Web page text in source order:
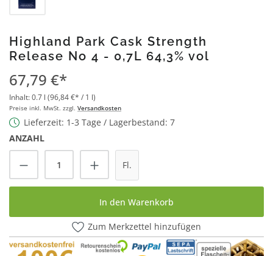
Highland Park Cask Strength
Release No 4 - 0,7L 64,3% vol
67,79 €*
Inhalt:0.7 l (96,84 €* / 1 l)
Preise inkl. MwSt. zzgl. Versandkosten
Lieferzeit: 1-3 Tage / Lagerbestand: 7
ANZAHL
Produkt Anzahl: Gib den gewünschten
Fl.
In den Warenkorb
Zum Merkzettel hinzufügen